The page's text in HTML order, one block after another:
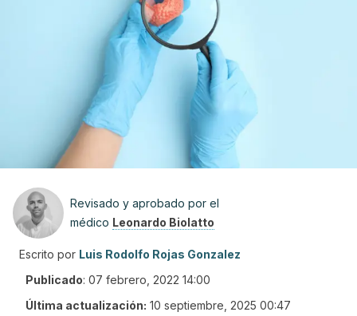
Revisado y aprobado por el
médico Leonardo Biolatto
Escrito por Luis Rodolfo Rojas Gonzalez
Publicado: 07 febrero, 2022 14:00
Última actualización: 10 septiembre, 2025 00:47